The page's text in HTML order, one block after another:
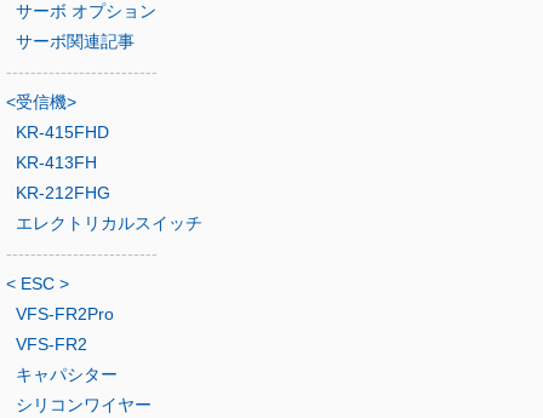
サーボ オプション
サーボ関連記事
-------------------------
<受信機>
KR-415FHD
KR-413FH
KR-212FHG
エレクトリカルスイッチ
-------------------------
< ESC >
VFS-FR2Pro
VFS-FR2
キャパシター
シリコンワイヤー